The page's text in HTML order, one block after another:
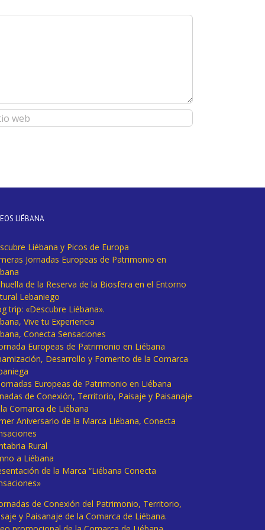
LIÉBANA
Liébana y Picos de Europa
Jornadas Europeas de Patrimonio en
de la Reserva de la Biosfera en el Entorno
Lebaniego
trip: «Descubre Liébana».
Vive tu Experiencia
Conecta Sensaciones
Europeas de Patrimonio en Liébana
Desarrollo y Fomento de la Comarca
Europeas de Patrimonio en Liébana
de Conexión, Territorio, Paisaje y Paisanaje
Comarca de Liébana
Aniversario de la Marca Liébana, Conecta
Rural
a Liébana
de la Marca “Liébana Conecta
de Conexión del Patrimonio, Territorio,
y Paisanaje de la Comarca de Liébana.